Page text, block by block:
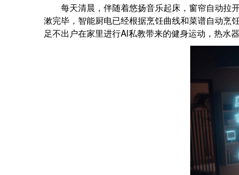
每天清晨，伴随着悠扬音乐起床，窗帘自动拉开
漱完毕，智能厨电已经根据烹饪曲线和菜谱自动烹
足不出户在家里进行AI私教带来的健身运动，热